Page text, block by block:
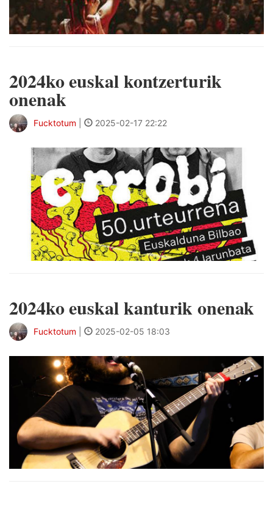
2024ko euskal kontzerturik
onenak
Fucktotum 2025-02-17 22:22
2024ko euskal kanturik onenak
Fucktotum 2025-02-05 18:03